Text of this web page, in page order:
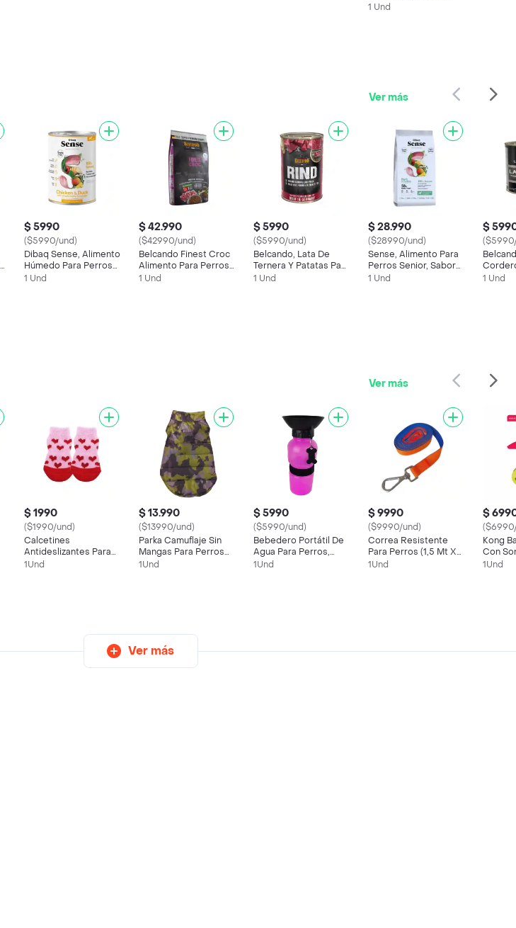
Perros (100g)
1 Und
Ver más
$ 5990
($5990/und)
Dibaq Sense, Alimento
Húmedo Para Perros
Adultos, Sabor Pollo Y
1 Und
$ 42.990
($42990/und)
Belcando Finest Croc
Alimento Para Perros
(xs-m) (4 Kg)
1 Und
$ 5990
($5990/und)
Belcando, Lata De
Ternera Y Patatas Para
Perros (400 Gr)
1 Und
$ 28.990
($28990/und)
Sense, Alimento Para
Perros Senior, Sabor
Pato Y Pavo (2 Kg)
1 Und
$
Single,
1 Und
Ver más
$ 1990
($1990/und)
Calcetines
Antideslizantes Para
Mascotas (talla S)
1Und
$ 13.990
($13990/und)
Parka Camuflaje Sin
Mangas Para Perros
(talla Xl)
1Und
$ 5990
($5990/und)
Bebedero Portátil De
Agua Para Perros,
500 Ml
1Und
$ 9990
($9990/und)
Correa Resistente
Para Perros (1,5 Mt X
3,8 Cm)
1Und
$
Kong
Con
Perros
1Und
Ver más